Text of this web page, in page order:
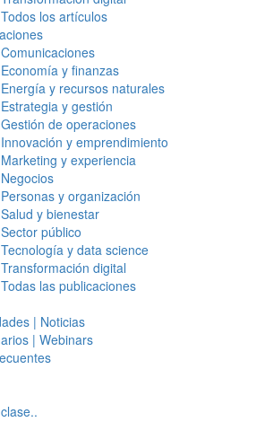
Todos los artículos
Comunicaciones
Economía y finanzas
Energía y recursos naturales
Estrategia y gestión
Gestión de operaciones
Innovación y emprendimiento
Marketing y experiencia
Negocios
Personas y organización
Salud y bienestar
Sector público
Tecnología y data science
Transformación digital
Todas las publicaciones
| Noticias
| Webinars